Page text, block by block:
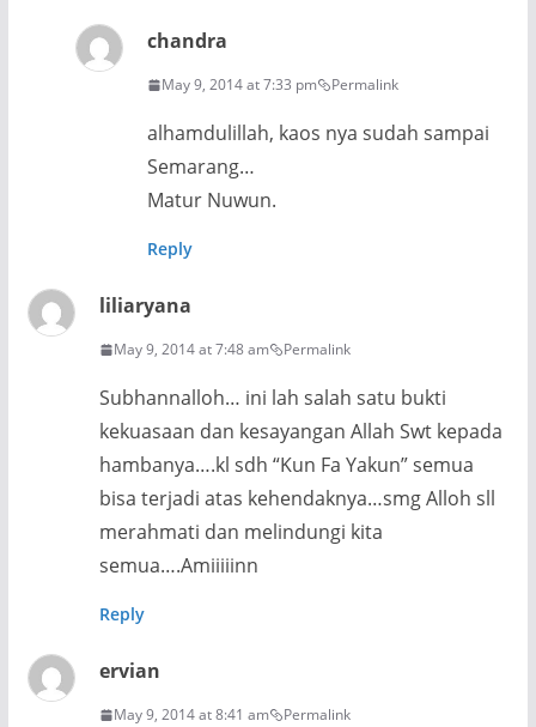
chandra
May 9, 2014 at 7:33 pm Permalink
alhamdulillah, kaos nya sudah sampai
Semarang…
Matur Nuwun.
Reply
liliaryana
May 9, 2014 at 7:48 am Permalink
Subhannalloh… ini lah salah satu bukti
kekuasaan dan kesayangan Allah Swt kepada
hambanya….kl sdh “Kun Fa Yakun” semua
bisa terjadi atas kehendaknya…smg Alloh sll
merahmati dan melindungi kita
semua….Amiiiiinn
Reply
ervian
May 9, 2014 at 8:41 am Permalink